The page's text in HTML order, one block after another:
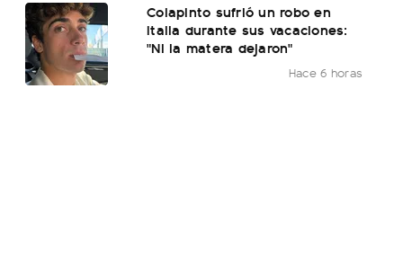
Colapinto sufrió un robo en
Italia durante sus vacaciones:
"Ni la matera dejaron"
Hace 6 horas